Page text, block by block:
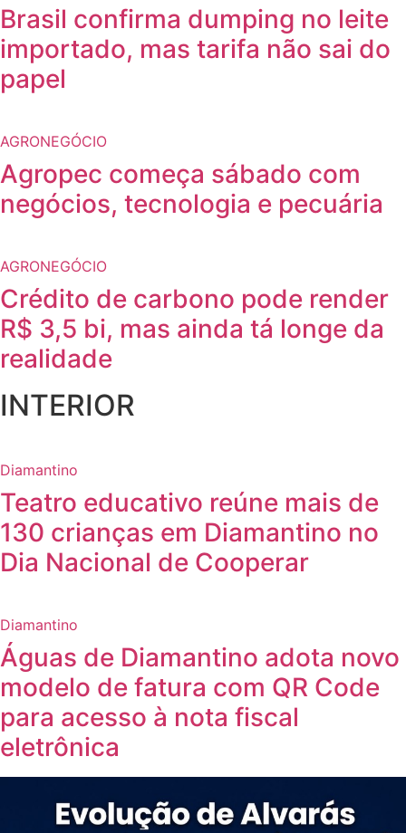
Brasil confirma dumping no leite
importado, mas tarifa não sai do
papel
AGRONEGÓCIO
Agropec começa sábado com
negócios, tecnologia e pecuária
AGRONEGÓCIO
Crédito de carbono pode render
R$ 3,5 bi, mas ainda tá longe da
realidade
INTERIOR
Diamantino
Teatro educativo reúne mais de
130 crianças em Diamantino no
Dia Nacional de Cooperar
Diamantino
Águas de Diamantino adota novo
modelo de fatura com QR Code
para acesso à nota fiscal
eletrônica